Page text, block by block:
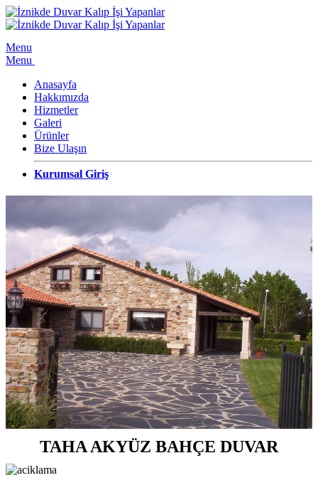
Menu
Menu
Anasayfa
Hakkımızda
Hizmetler
Galeri
Ürünler
Bize Ulaşın
Kurumsal Giriş
TAHA AKYÜZ BAHÇE DUVAR